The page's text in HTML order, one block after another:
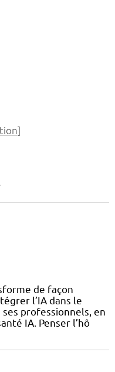
de façon
l’IA dans le
professionnels, en
IA. Penser l’hô